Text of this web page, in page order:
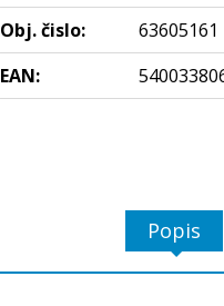
Obj. čislo:
63605161
EAN:
Popis